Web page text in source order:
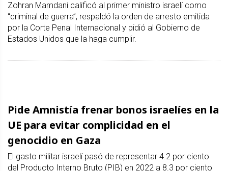
Zohran Mamdani calificó al primer ministro israelí como
“criminal de guerra”, respaldó la orden de arresto emitida
por la Corte Penal Internacional y pidió al Gobierno de
Estados Unidos que la haga cumplir.
Pide Amnistía frenar bonos israelíes en la
UE para evitar complicidad en el
genocidio en Gaza
El gasto militar israelí pasó de representar 4.2 por ciento
del Producto Interno Bruto (PIB) en 2022 a 8.3 por ciento